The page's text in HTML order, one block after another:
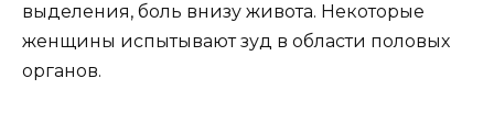
выделения, боль внизу живота. Некоторые
женщины испытывают зуд в области половых
органов.